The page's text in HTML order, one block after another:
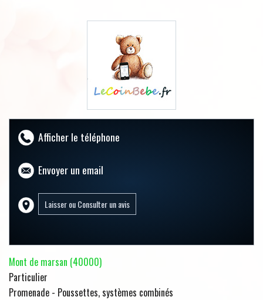
Afficher le téléphone
Envoyer un email
Mont de marsan (40000)
Particulier
Promenade - Poussettes, systèmes combinés